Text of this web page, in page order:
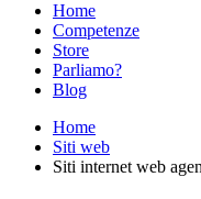
Home
Competenze
Store
Parliamo?
Blog
Home
Siti web
Siti internet web